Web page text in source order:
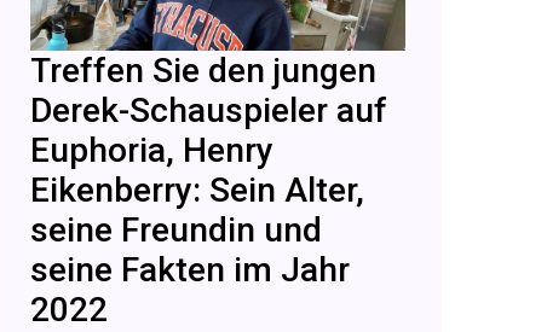
Treffen Sie den jungen
Derek-Schauspieler auf
Euphoria, Henry
Eikenberry: Sein Alter,
seine Freundin und
seine Fakten im Jahr
2022